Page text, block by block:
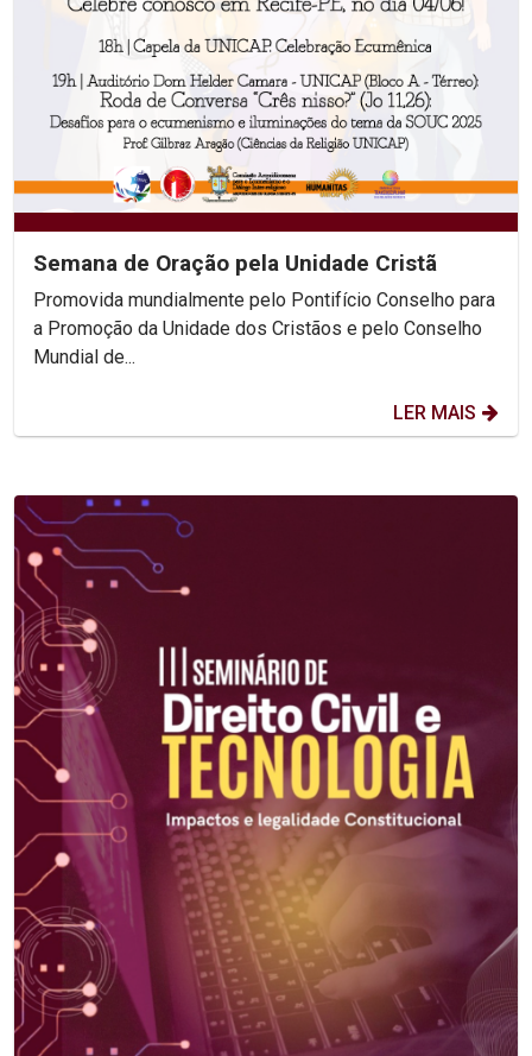
Semana de Oração pela Unidade Cristã
Promovida mundialmente pelo Pontifício Conselho para
a Promoção da Unidade dos Cristãos e pelo Conselho
Mundial de...
LER MAIS